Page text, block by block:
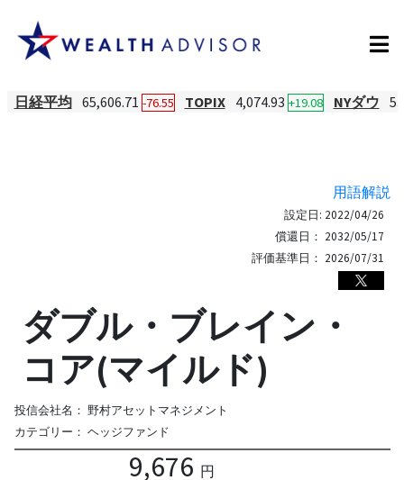
日経平均 65,606.71 -76.55 TOPIX 4,074.93 +19.08 NYダウ
用語解説
設定日: 2022/04/26
償還日： 2032/05/17
評価基準日： 2026/07/31
ダブル・ブレイン・
コア(マイルド)
投信会社名： 野村アセットマネジメント
カテゴリー： ヘッジファンド
9,676 円